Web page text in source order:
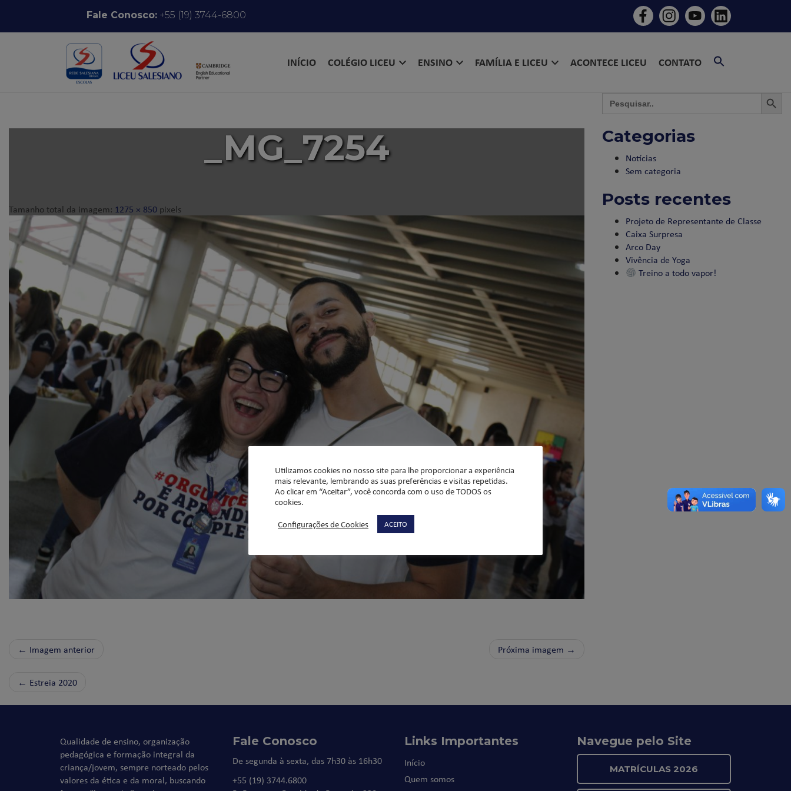
Pular para o conteúdoFale Conosco:+55 (19) 3744-6800
INÍCIO COLÉGIO LICEU ENSINO FAMÍLIA E LICEU ACONTECE LICEU CONTATO
_MG_7254
Tamanho total da imagem: 1275 × 850 pixels
← Imagem anterior Próxima imagem →
← Estreia 2020
Search
for:
Categorias
Notícias
Sem categoria
Posts recentes
Projeto de Representante de Classe
Caixa Surpresa
Arco Day
Vivência de Yoga
Treino a todo vapor!
Qualidade de ensino, organização
pedagógica e formação integral da
criança/jovem, sempre norteado pelos
valores da ética e da moral, buscando
Fale Conosco
De segunda à sexta, das 7h30 às 16h30
+55 (19) 3744.6800
Links Importantes
Início
Quem somos
Navegue pelo Site
MATRÍCULAS 2026
Utilizamos cookies no nosso site para lhe proporcionar a experiência
mais relevante, lembrando as suas preferências e visitas repetidas.
Ao clicar em “Aceitar”, você concorda com o uso de TODOS os
cookies.
Configurações de Cookies
ACEITO